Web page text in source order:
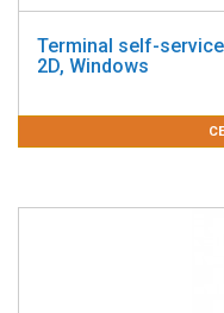
Terminal self-
2D, Windows